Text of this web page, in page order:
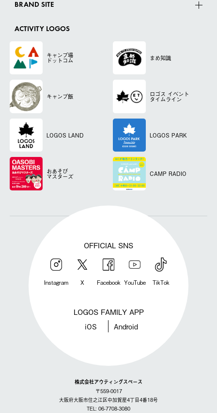
BRAND SITE
ACTIVITY LOGOS
キャンプ場
ドットコム まめ知識
キャンプ飯 ロゴス イベント
タイムライン
LOGOS LAND LOGOS PARK
おあそび
マスターズ CAMP RADIO
OFFICIAL SNS
Instagram X Facebook YouTube TikTok
LOGOS FAMILY APP
iOS Android
株式会社アウティングスペース
〒559-0017
大阪府大阪市住之江区中加賀屋4丁目4番18号
TEL: 06-7708-3080